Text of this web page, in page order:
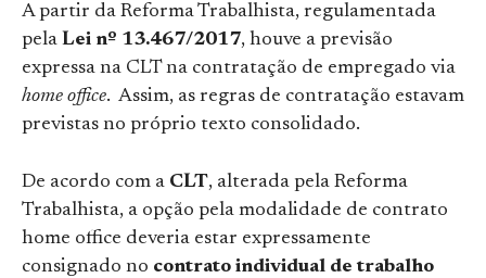
A partir da Reforma Trabalhista, regulamentada
pela Lei nº 13.467/2017, houve a previsão
expressa na CLT na contratação de empregado via
home office. Assim, as regras de contratação estavam
previstas no próprio texto consolidado.
De acordo com a CLT, alterada pela Reforma
Trabalhista, a opção pela modalidade de contrato
home office deveria estar expressamente
consignado no contrato individual de trabalho